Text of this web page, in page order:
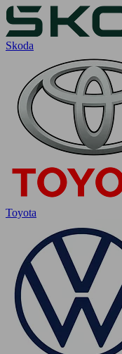
Skoda
Toyota